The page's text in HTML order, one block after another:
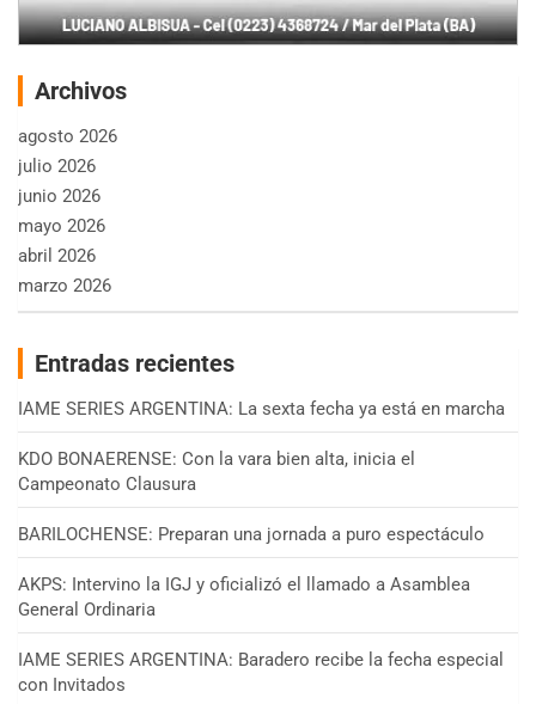
Archivos
agosto 2026
julio 2026
junio 2026
mayo 2026
abril 2026
marzo 2026
Entradas recientes
IAME SERIES ARGENTINA: La sexta fecha ya está en marcha
KDO BONAERENSE: Con la vara bien alta, inicia el
Campeonato Clausura
BARILOCHENSE: Preparan una jornada a puro espectáculo
AKPS: Intervino la IGJ y oficializó el llamado a Asamblea
General Ordinaria
IAME SERIES ARGENTINA: Baradero recibe la fecha especial
con Invitados